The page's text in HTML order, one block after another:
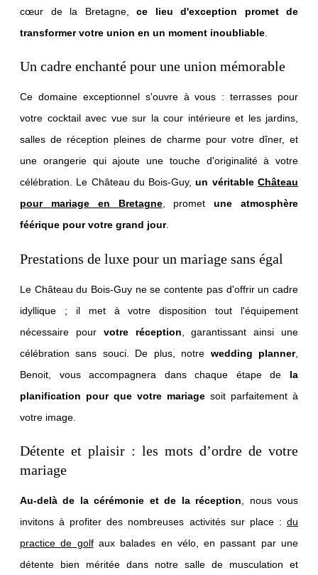
cœur de la Bretagne, ce lieu d'exception promet de
transformer votre union en un moment inoubliable
Un cadre enchanté pour une union mémorable
Ce domaine exceptionnel s'ouvre à vous : terrasses pour
votre cocktail avec vue sur la cour intérieure et les jardins,
salles de réception pleines de charme pour votre dîner, et
une orangerie qui ajoute une touche d'originalité à votre
célébration. Le Château du Bois-Guy,un véritableChâteau
pour mariage en Bretagne, prometune atmosphère
féérique pour votre grand jour.
Prestations de luxe pour un mariage sans égal
Le Château du Bois-Guy ne se contente pas d'offrir un cadre
idyllique ; il met à votre disposition tout l'équipement
nécessaire pour votre réception , garantissant ainsi une
célébration sans souci. De plus, notre wedding planner,
Benoit, vous accompagnera dans chaque étape de la
planification pour que votre mariage soit parfaitement à
votre image.
Détente et plaisir : les mots d’ordre de votre
mariage
Au-delà de la cérémonie et de la réception, nous vous
invitons à profiter des nombreuses activités sur place : du
practice de golfaux balades en vélo, en passant par une
détente bien méritée dans notre salle de musculation et